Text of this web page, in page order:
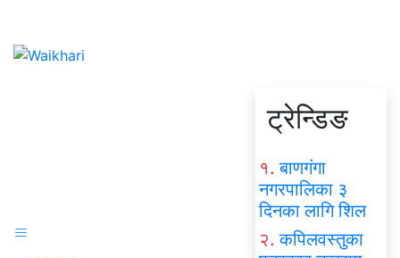
ट्रेन्डिङ
१. बाणगंगा
नगरपालिका ३
दिनका लागि शिल
२. कपिलवस्तुका